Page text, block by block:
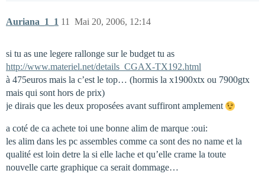
Auriana_1_1 Mai 20, 2006, 12:14
11
si tu as une legere rallonge sur le budget tu as
http://www.materiel.net/details_CGAX-TX192.html
à 475euros mais la c’est le top… (hormis la x1900xtx ou 7900gtx
mais qui sont hors de prix)
je dirais que les deux proposées avant suffiront amplement
a coté de ca achete toi une bonne alim de marque :oui:
les alim dans les pc assembles comme ca sont des no name et la
qualité est loin detre la si elle lache et qu’elle crame la toute
nouvelle carte graphique ca serait dommage…